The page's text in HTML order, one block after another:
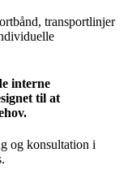
transportlinjer
interne
til at
og konsultation i